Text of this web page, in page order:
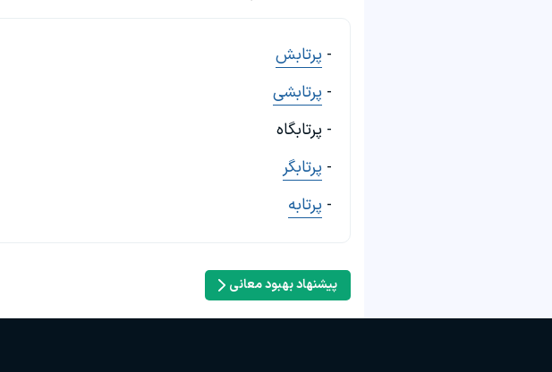
- پرتابش
- پرتابشی
- پرتابگاه
- پرتابگر
- پرتابه
پیشنهاد بهبود معانی